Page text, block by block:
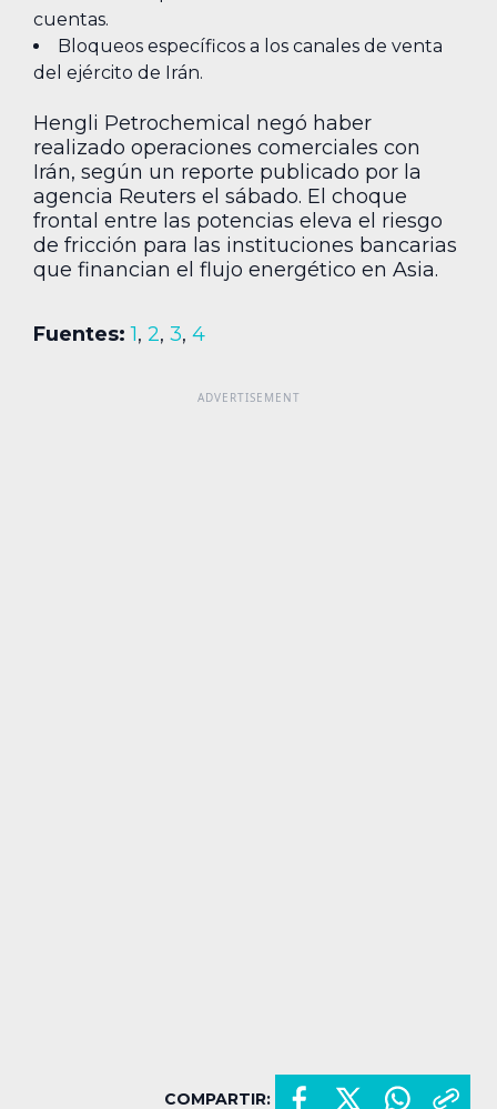
cuentas.
Bloqueos específicos a los canales de venta
del ejército de Irán.
Hengli Petrochemical negó haber
realizado operaciones comerciales con
Irán, según un reporte publicado por la
agencia Reuters el sábado. El choque
frontal entre las potencias eleva el riesgo
de fricción para las instituciones bancarias
que financian el flujo energético en Asia.
Fuentes: 1, 2, 3, 4
COMPARTIR: